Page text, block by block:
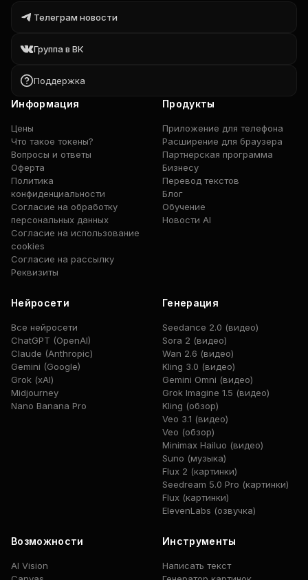
Телеграм новости
Группа в ВК
Поддержка
Информация
Цены
Что такое токены?
Вопросы и ответы
Оферта
Политика
конфиденциальности
Согласие на обработку
персональных данных
Согласие на использование
cookies
Согласие на рассылку
Реквизиты
Продукты
Приложение для телефона
Расширение для браузера
Партнерская программа
Бизнесу
Перевод текстов
Блог
Обучение
Новости AI
Нейросети
Все нейросети
ChatGPT (OpenAI)
Claude (Anthropic)
Gemini (Google)
Grok (xAI)
Midjourney
Nano Banana Pro
Генерация
Seedance 2.0 (видео)
Sora 2 (видео)
Wan 2.6 (видео)
Kling 3.0 (видео)
Gemini Omni (видео)
Grok Imagine 1.5 (видео)
Kling (обзор)
Veo 3.1 (видео)
Veo (обзор)
Minimax Hailuo (видео)
Suno (музыка)
Flux 2 (картинки)
Seedream 5.0 Pro (картинки)
Flux (картинки)
ElevenLabs (озвучка)
Возможности
AI Vision
Инструменты
Написать текст